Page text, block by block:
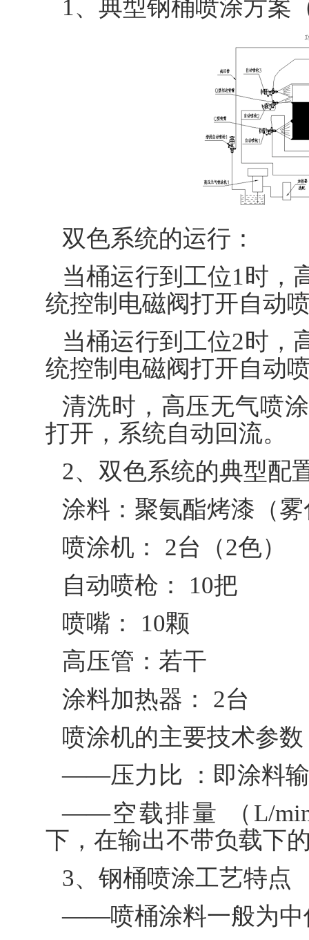
1、典型钢桶喷涂方案
双色系统的运行：
当桶运行到工位1时，
统控制电磁阀打开自动
当桶运行到工位2时，
统控制电磁阀打开自动
清洗时，高压无气喷
打开，系统自动回流。
2、双色系统的典型配
涂料：聚氨酯烤漆（
喷涂机： 2台（2色）
自动喷枪： 10把
喷嘴： 10颗
高压管：若干
涂料加热器： 2台
喷涂机的主要技术参数
——压力比 ：即涂料输
——空载排量 （L/
下，在输出不带负载下
3、钢桶喷涂工艺特点
——喷桶涂料一般为中